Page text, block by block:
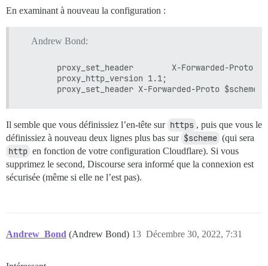
  include /usr/local/nginx/conf/php.conf;
#include /usr/local/nginx/conf/pre-staticfiles-
#include /usr/local/nginx/conf/pre-staticfiles-
  #include /usr/local/nginx/conf/drop.conf;
  #include /usr/local/nginx/conf/errorpage.conf;
  #include /usr/local/nginx/conf/vts_server.conf;
En examinant à nouveau la configuration :
Andrew Bond:
proxy_set_header        X-Forwarded-Proto
       proxy_http_version 1.1;
Il semble que vous définissiez l’en-tête sur https , puis que vous le
définissiez à nouveau deux lignes plus bas sur $scheme (qui sera
http en fonction de votre configuration Cloudflare). Si vous
supprimez le second, Discourse sera informé que la connexion est
sécurisée (même si elle ne l’est pas).
Andrew_Bond (Andrew Bond) Décembre 30, 2022, 7:31
13